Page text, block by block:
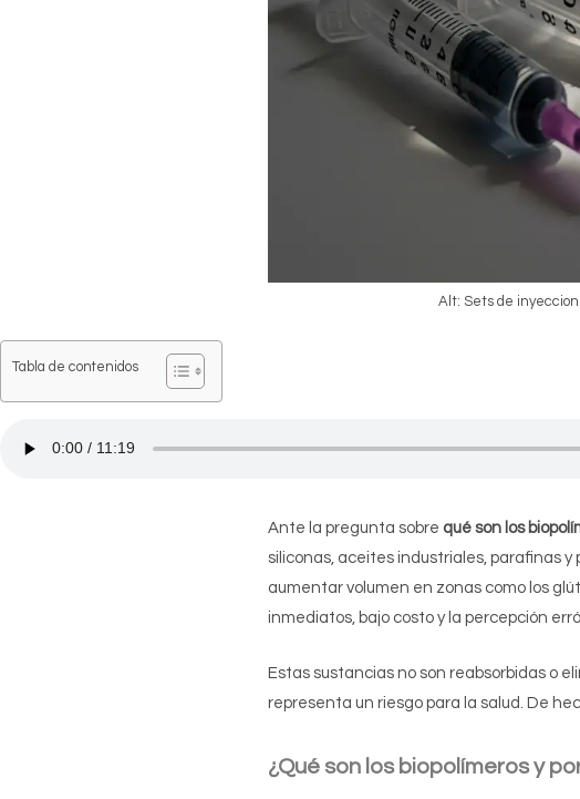
Alt: Sets de
Tabla de contenidos
Ante la pregunta sobre qué son los
siliconas, aceites industriales, parafinas
aumentar volumen en zonas como los
inmediatos, bajo costo y la percepción
Estas sustancias no son reabsorbidas o
representa un riesgo para la salud. De
¿Qué son los biopolímerosy